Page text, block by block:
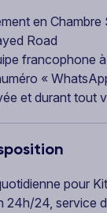
en Chambre
Road
francophone
«
et durant tout
pour
24h/24, service